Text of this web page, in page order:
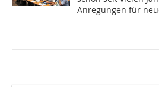
Anregungen für